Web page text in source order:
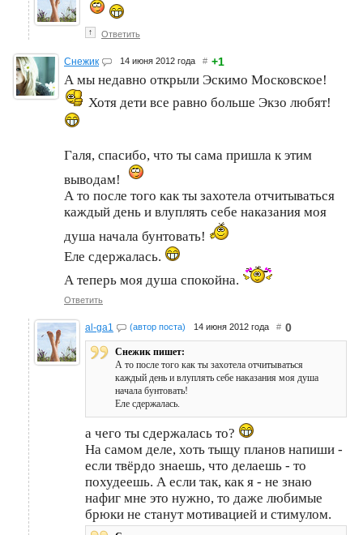
↑ Ответить
Снежик 14 июня 2012 года # +1
А мы недавно открыли Эскимо Московское!
Хотя дети все равно больше Экзо любят!
Галя, спасибо, что ты сама пришла к этим
выводам!
А то после того как ты захотела отчитываться
каждый день и влуплять себе наказания моя
душа начала бунтовать!
Еле сдержалась.
А теперь моя душа спокойна.
Ответить
al-ga1 (автор поста) 14 июня 2012 года # 0
Снежик пишет:
А то после того как ты захотела отчитываться
каждый день и влуплять себе наказания моя душа
начала бунтовать!
Еле сдержалась.
а чего ты сдержалась то?
На самом деле, хоть тыщу планов напиши -
если твёрдо знаешь, что делаешь - то
похудеешь. А если так, как я - не знаю
нафиг мне это нужно, то даже любимые
брюки не станут мотивацией и стимулом.